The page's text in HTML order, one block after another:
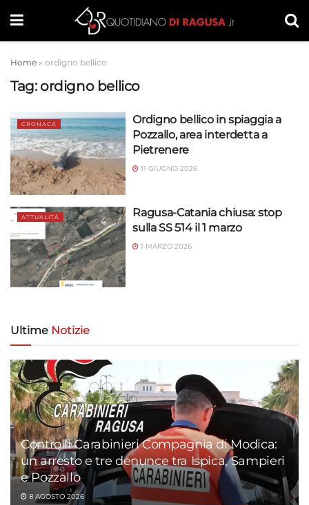
Home » ordigno bellico
Tag: ordigno bellico
CRONACA
Ordigno bellico in spiaggia a
Pozzallo, area interdetta a
Pietrenere
11 GIUGNO 2026
ATTUALITÀ
Ragusa-Catania chiusa: stop
sulla SS 514 il 1 marzo
1 MARZO 2026
Ultime Notizie
Controlli Carabinieri Compagnia di Modica:
un arresto e tre denunce tra Ispica, Sampieri
e Pozzallo
8 AGOSTO 2026